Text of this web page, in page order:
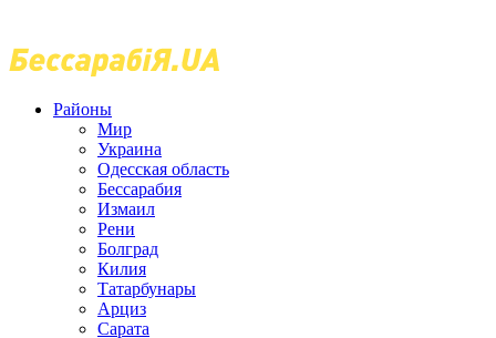
Районы
Мир
Украина
Одесская область
Бессарабия
Измаил
Рени
Болград
Килия
Татарбунары
Арциз
Сарата